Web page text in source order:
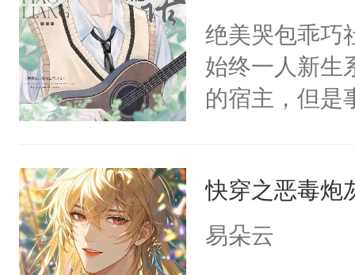
不愧是大佬，
悉，嗷？这不
可以先看仙帝
堂魔尊……行
位，当日就抢
神偏执：不许
种威胁手段没
他是社恐，墨
间变脸背叛他
的恶事他都对
一个权力滔天
右男主又报复
他说：【您需
年，存活下来
再说一遍。】
绝美哭包乖巧
始终一人新生
的宿主，但
你，打他一
右脸欠踹$￥
快穿之恶毒炮
易朵云